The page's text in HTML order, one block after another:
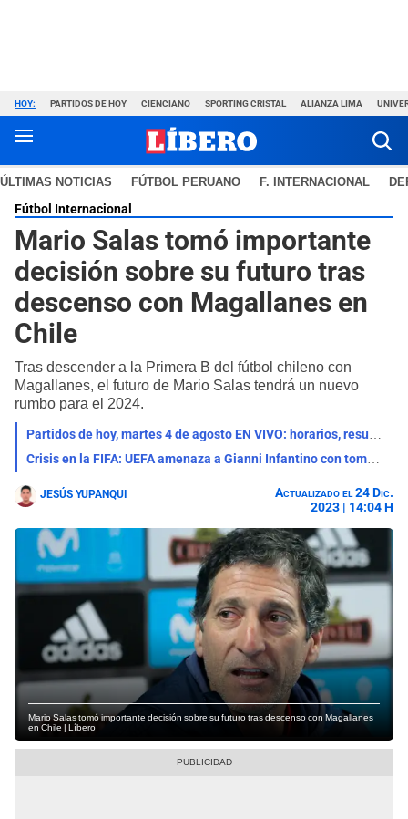
HOY: PARTIDOS DE HOY CIENCIANO SPORTING CRISTAL ALIANZA LIMA
ÚLTIMAS NOTICIAS FÚTBOL PERUANO F. INTERNACIONAL
Fútbol Internacional
Mario Salas tomó importante
decisión sobre su futuro tras
descenso con Magallanes en
Chile
Tras descender a la Primera B del fútbol chileno con
Magallanes, el futuro de Mario Salas tendrá un nuevo
rumbo para el 2024.
Partidos de hoy, martes 4 de agosto EN VIVO: horarios, resultados y dónde ver fútbol por TV
Crisis en la FIFA: UEFA amenaza a Gianni Infantino con tomar acciones legales en su contra
JESÚS YUPANQUI
Actualizado el 24 Dic.
2023 | 14:04 H
Mario Salas tomó importante decisión sobre su futuro tras descenso con Magallanes
en Chile | Líbero